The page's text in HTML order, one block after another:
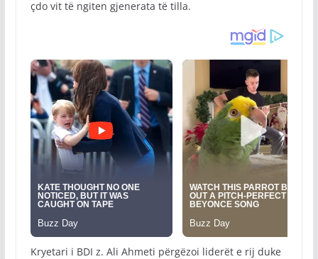
çdo vit të ngiten gjenerata të tilla.
Kryetari i BDI z. Ali Ahmeti përgëzoi liderët e rij duke